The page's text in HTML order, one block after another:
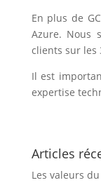
En plus de
Azure. Nous
clients sur les
Il est
expertise
Articles
Les valeurs